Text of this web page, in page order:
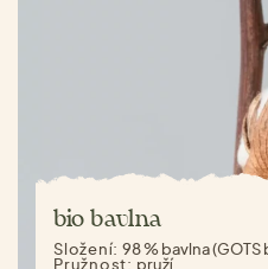
bio bavlna
Složení:98 % bavlna (GOTS
Pružnost: pruží